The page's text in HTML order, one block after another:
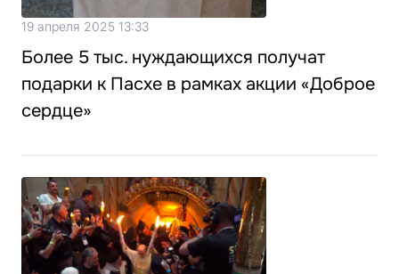
19 апреля 2025 13:33
Более 5 тыс. нуждающихся получат
подарки к Пасхе в рамках акции «Доброе
сердце»